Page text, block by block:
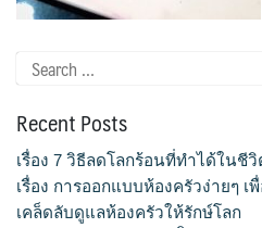
คณะกรรมการประจำโรงเรียนการเ
คลิปสาระเทคนิคสไตส์การเรือน
Search
for:
Recent Posts
เรื่อง 7 วิธีลดโลกร้อนที่ทำได้ในชี
เรื่อง การออกแบบห้องครัวง่ายๆ เ
เคล็ดลับดูแลห้องครัวให้รักษ์โลก